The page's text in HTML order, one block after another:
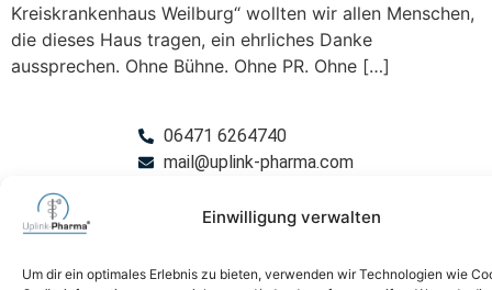
Einwilligung verwalten
Um dir ein optimales Erlebnis zu bieten, verwenden wir Technologien wie
Kreiskrankenhaus Weilburg“ wollten wir allen Menschen,
die dieses Haus tragen, ein ehrliches Danke
aussprechen. Ohne Bühne. Ohne PR. Ohne […]
06471 6264740
mail@uplink-pharma.com
Datenschutz